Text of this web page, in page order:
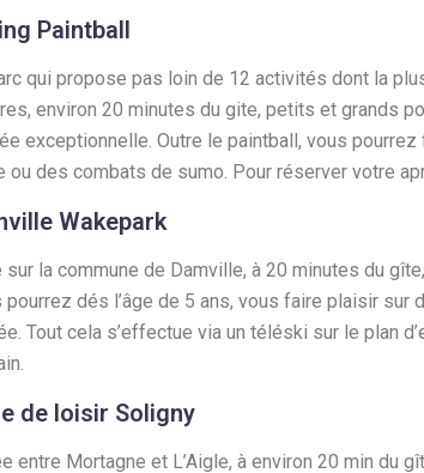
Paintball
qui propose pas loin de 12 activités dont la
environ 20 minutes du gite, petits et grands
exceptionnelle. Outre le paintball, vous
ou des combats de sumo. Pour réserver votre
Wakepark
sur la commune de Damville, à 20 minutes du
pourrez dés l’âge de 5 ans, vous faire plaisir sur
Tout cela s’effectue via un téléski sur le plan
de loisir Soligny
entre Mortagne et L’Aigle, à environ 20 min du